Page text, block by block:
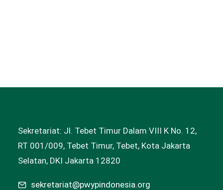
Sekretariat: Jl. Tebet Timur Dalam VIII K No. 12,
RT 001/009, Tebet Timur, Tebet, Kota Jakarta
Selatan, DKI Jakarta 12820
sekretariat@pwypindonesia.org